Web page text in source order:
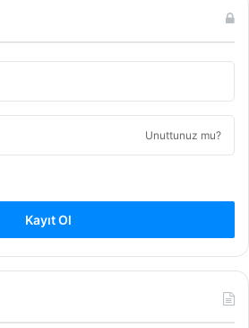
Unuttunuz mu?
Kayıt Ol